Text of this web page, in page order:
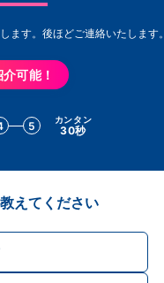
ます。 後ほどご連絡いたします。
可能！
5 カンタン
30秒
えてください